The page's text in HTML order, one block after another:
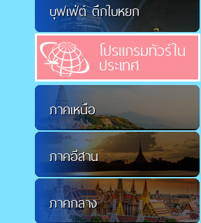
บุฟเฟ่ต์ ตึกใบหยก
โปรแกรมทัวร์ใน
ประเทศ
ภาคเหนือ
ภาคอีสาน
ภาคกลาง